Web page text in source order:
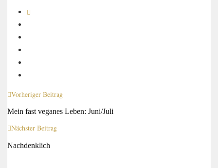
Vorheriger Beitrag
Mein fast veganes Leben: Juni/Juli
Nächster Beitrag
Nachdenklich